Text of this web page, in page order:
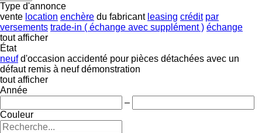
Type d'annonce
vente location enchère du fabricant leasing crédit par
versements trade-in ( échange avec supplément ) échange
tout afficher
État
neuf d'occasion accidenté pour pièces détachées avec un
défaut remis à neuf démonstration
tout afficher
Année
–
Couleur